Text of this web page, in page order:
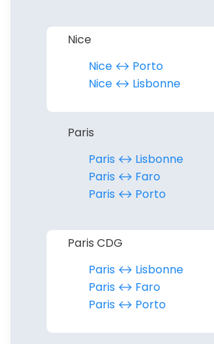
Nice
Nice ↔︎ Porto
Nice ↔︎ Lisbonne
Paris
Paris ↔︎ Lisbonne
Paris ↔︎ Faro
Paris ↔︎ Porto
Paris CDG
Paris ↔︎ Lisbonne
Paris ↔︎ Faro
Paris ↔︎ Porto